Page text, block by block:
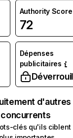
Authority Score
72
Dépenses
publicitaires
d'autres
clés qu'ils ciblent